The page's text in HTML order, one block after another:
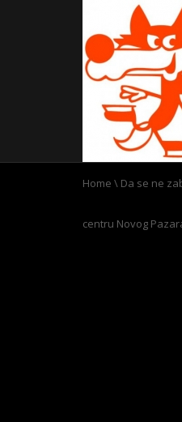
Home \ Da se ne
centru Novog